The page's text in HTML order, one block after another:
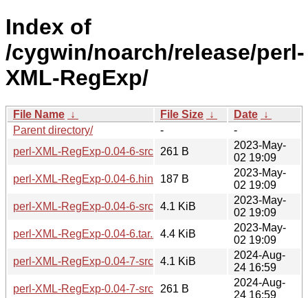
Index of
/cygwin/noarch/release/perl-
XML-RegExp/
File Name ↓ File Size ↓ Date ↓
Parent directory/
-
-
perl-XML-RegExp-0.04-6-src.hint261 B
2023-May-
02 19:09
perl-XML-RegExp-0.04-6.hint
187 B
2023-May-
02 19:09
perl-XML-RegExp-0.04-6-src.tar.zst
4.1 KiB
2023-May-
02 19:09
perl-XML-RegExp-0.04-6.tar.zst4.4 KiB
2023-May-
02 19:09
perl-XML-RegExp-0.04-7-src.tar.zst
4.1 KiB
2024-Aug-
24 16:59
perl-XML-RegExp-0.04-7-src.hint261 B
2024-Aug-
24 16:59